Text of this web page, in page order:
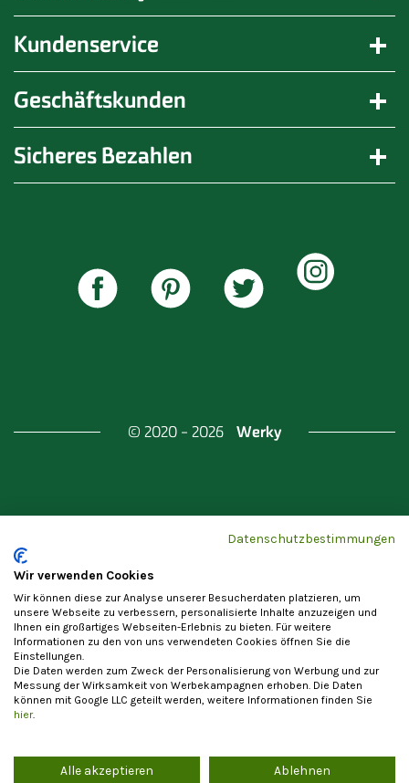
Kundenservice
Geschäftskunden
Sicheres Bezahlen
© 2020 - 2026 Werky
Datenschutzerklärung
Cookie-Einstellungen
Allgemeine Nutzungsbedingungen
Impressum
Vertrag widerrufen
Die Registrierung als Anbieter von Waren und Leistungen steht
Datenschutzbestimmungen
Wir verwenden Cookies
Wir können diese zur Analyse unserer Besucherdaten platzieren, um
unsere Webseite zu verbessern, personalisierte Inhalte anzuzeigen und
Ihnen ein großartiges Webseiten-Erlebnis zu bieten. Für weitere
Informationen zu den von uns verwendeten Cookies öffnen Sie die
Einstellungen.
Die Daten werden zum Zweck der Personalisierung von Werbung und zur
Messung der Wirksamkeit von Werbekampagnen erhoben. Die Daten
können mit Google LLC geteilt werden, weitere Informationen finden Sie
hier.
Alle akzeptieren Ablehnen